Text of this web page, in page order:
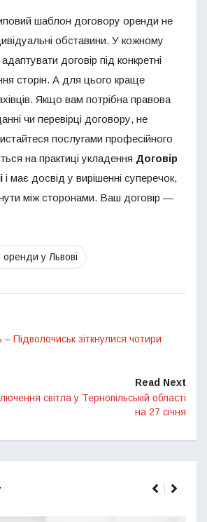
шаблон договору оренди не
обставини. У кожному
договір під конкретні
сторін. А для цього краще
Якщо вам потрібна правова
чи перевірці договору, не
послугами професійного
на практиці укладення Договір
і має досвід у вирішенні суперечок,
між сторонами. Ваш договір —
оренди у Львові
– Підволочиськ зіткнулися чотири
Read Next
світла у Тернопільській області
на 27 січня